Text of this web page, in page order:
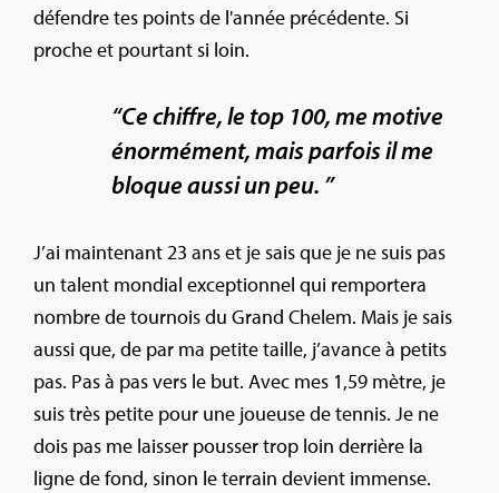
défendre tes points de l'année précédente. Si
proche et pourtant si loin.
“Ce chiffre, le top 100, me motive
énormément, mais parfois il me
bloque aussi un peu. ”
J’ai maintenant 23 ans et je sais que je ne suis pas
un talent mondial exceptionnel qui remportera
nombre de tournois du Grand Chelem. Mais je sais
aussi que, de par ma petite taille, j’avance à petits
pas. Pas à pas vers le but. Avec mes 1,59 mètre, je
suis très petite pour une joueuse de tennis. Je ne
dois pas me laisser pousser trop loin derrière la
ligne de fond, sinon le terrain devient immense.